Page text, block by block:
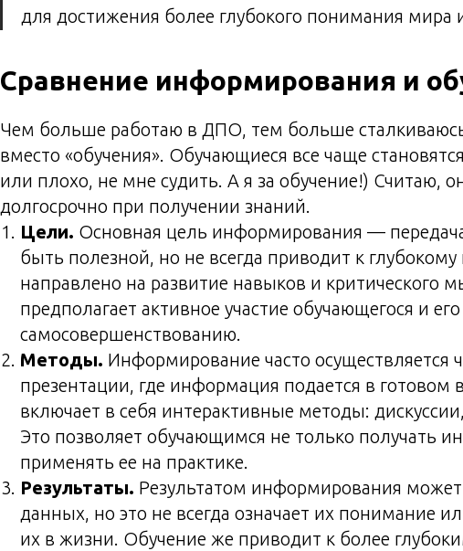
для достижения более глубокого понимания мира
Сравнение информирования и
Чем больше работаю в ДПО, тем больше
вместо «обучения». Обучающиеся все чаще
или плохо, не мне судить. А я за обучение!) Считаю,
долгосрочно при получении знаний.
Цели. Основная цель информирования —
быть полезной, но не всегда приводит к
направлено на развитие навыков и критического
предполагает активное участие обучающегося и
самосовершенствованию.
Методы. Информирование часто осуществляется
презентации, где информация подается в готовом
включает в себя интерактивные методы:
Это позволяет обучающимся не только получать
применять ее на практике.
Результаты. Результатом информирования
данных, но это не всегда означает их понимание
их в жизни. Обучение же приводит к более